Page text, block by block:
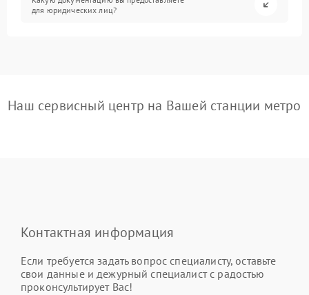
для юридических лиц?
Наш сервисный центр на Вашей станции метро
Контактная информация
Если требуется задать вопрос специалисту, оставьте
свои данные и дежурный специалист с радостью
проконсультирует Вас!